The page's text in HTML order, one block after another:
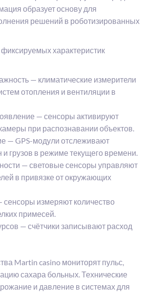
образует основу для
решений в роботизированных
характеристик
— климатические измерители
отопления и вентиляции в
— сенсоры активируют
при распознавании объектов.
— GPS-модули отслеживают
грузов в режиме текущего времени.
— световые сенсоры управляют
в привязке от окружающих
сенсоры измеряют количество
примесей.
— счётчики записывают расход
Martin casino мониторят пульс,
сахара больных. Технические
и давление в системах для